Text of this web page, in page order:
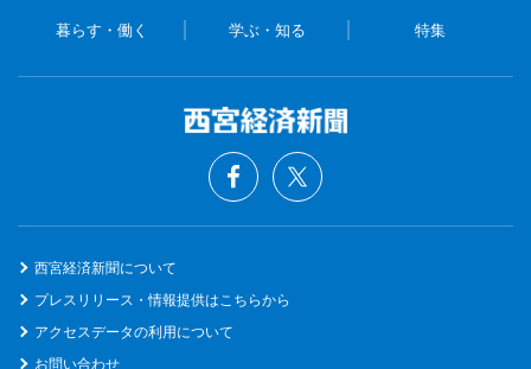
暮らす・働く 学ぶ・知る 特集
西宮経済新聞について
プレスリリース・情報提供はこちらから
アクセスデータの利用について
お問い合わせ